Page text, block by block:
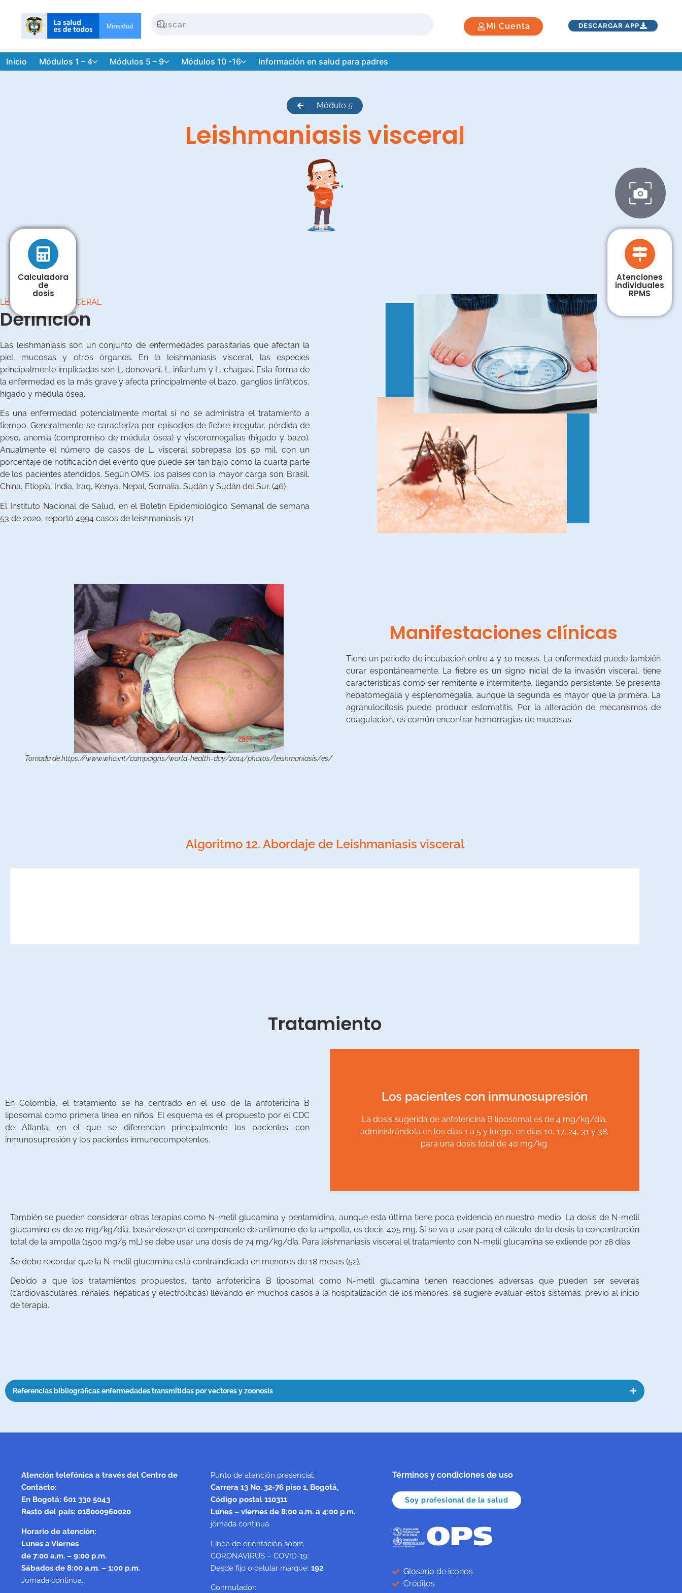
Mi Cuenta DESCARGAR APP
Inicio Módulos 1 – 4 Módulos 5 – 9 Módulos 10 -16 Información en salud para padres
Módulo 5
Leishmaniasis visceral
LEISHMANIASIS VISCERAL
Definición
Las leishmaniasis son un conjunto de enfermedades parasitarias que afectan la
piel, mucosas y otros órganos. En la leishmaniasis visceral, las especies
principalmente implicadas son L. donovani, L. infantum y L. chagasi. Esta forma de
la enfermedad es la más grave y afecta principalmente el bazo, ganglios linfáticos,
hígado y médula ósea.
Es una enfermedad potencialmente mortal si no se administra el tratamiento a
tiempo. Generalmente se caracteriza por episodios de fiebre irregular, pérdida de
peso, anemia (compromiso de médula ósea) y visceromegalias (hígado y bazo).
Anualmente el número de casos de L. visceral sobrepasa los 50 mil, con un
porcentaje de notificación del evento que puede ser tan bajo como la cuarta parte
de los pacientes atendidos. Según OMS, los países con la mayor carga son: Brasil,
China, Etiopía, India, Iraq, Kenya, Nepal, Somalia, Sudán y Sudán del Sur. (46)
El Instituto Nacional de Salud, en el Boletín Epidemiológico Semanal de semana
53 de 2020, reportó 4994 casos de leishmaniasis. (7)
Tomada de https://www.who.int/campaigns/world-health-day/2014/photos/leishmaniasis/es/
Manifestaciones clínicas
Tiene un periodo de incubación entre 4 y 10 meses. La enfermedad puede también
curar espontáneamente. La fiebre es un signo inicial de la invasión visceral, tiene
características como ser remitente e intermitente, llegando persistente. Se presenta
hepatomegalia y esplenomegalia, aunque la segunda es mayor que la primera. La
agranulocitosis puede producir estomatitis. Por la alteración de mecanismos de
coagulación, es común encontrar hemorragias de mucosas.
Algoritmo 12. Abordaje de Leishmaniasis visceral
Tratamiento
En Colombia, el tratamiento se ha centrado en el uso de la anfotericina B
liposomal como primera línea en niños. El esquema es el propuesto por el CDC
de Atlanta, en el que se diferencian principalmente los pacientes con
inmunosupresión y los pacientes inmunocompetentes.
Los pacientes con inmunosupresión
La dosis sugerida de anfotericina B liposomal es de 4 mg/kg/día,
administrándola en los días 1 a 5 y luego, en días 10, 17, 24, 31 y 38,
para una dosis total de 40 mg/kg.
Los pacientes inmunocompetentes
Se recomienda la dosis de 3 mg/kg/día cada 24 horas del día al 1 al 5 y
mg/kg.
También se pueden considerar otras terapias como N-metil glucamina y pentamidina, aunque esta última tiene poca evidencia en nuestro medio. La dosis de N-metil
glucamina es de 20 mg/kg/día, basándose en el componente de antimonio de la ampolla, es decir, 405 mg. Si se va a usar para el cálculo de la dosis la concentración
total de la ampolla (1500 mg/5 mL) se debe usar una dosis de 74 mg/kg/día. Para leishmaniasis visceral el tratamiento con N-metil glucamina se extiende por 28 días.
Se debe recordar que la N-metil glucamina está contraindicada en menores de 18 meses (52).
Debido a que los tratamientos propuestos, tanto anfotericina B liposomal como N-metil glucamina tienen reacciones adversas que pueden ser severas
(cardiovasculares, renales, hepáticas y electrolíticas) llevando en muchos casos a la hospitalización de los menores, se sugiere evaluar estos sistemas, previo al inicio
de terapia.
Referencias bibliográficas enfermedades transmitidas por vectores y zoonosis
Atención telefónica a través del Centro de
Contacto:
En Bogotá: 601 330 5043
Resto del país: 018000960020
Horario de atención:
Lunes a Viernes
de 7:00 a.m. – 9:00 p.m.
Sábados de 8:00 a.m. – 1:00 p.m.
Jornada continua.
Punto de atención presencial:
Carrera 13 No. 32-76 piso 1, Bogotá,
Código postal 110311
Lunes – viernes de 8:00 a.m. a 4:00 p.m.
jornada continua
Línea de orientación sobre
CORONAVIRUS – COVID-19:
Desde fijo o celular marque:192
Conmutador:
Términos y condiciones de uso
Soy profesional de la salud
Glosario de íconos
Créditos
Calculadora
de
dosis
Calculadora
de
dosis
Atenciones
individuales
RPMS